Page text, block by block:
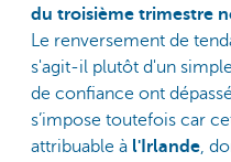
du troisième trimestre
Le renversement de
s'agit-il plutôt d'un
de confiance ont
s’impose toutefois car
attribuable à l'Irlande,